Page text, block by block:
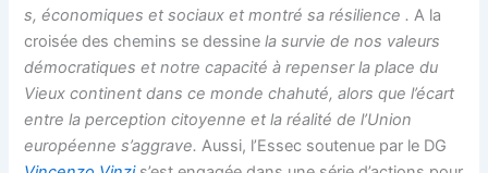
s, économiques et sociaux et montré sa résilience . A la
croisée des chemins se dessine la survie de nos valeurs
démocratiques et notre capacité à repenser la place du
Vieux continent dans ce monde chahuté, alors que l’écart
entre la perception citoyenne et la réalité de l’Union
européenne s’aggrave.Aussi, l’Essec soutenue par le DG